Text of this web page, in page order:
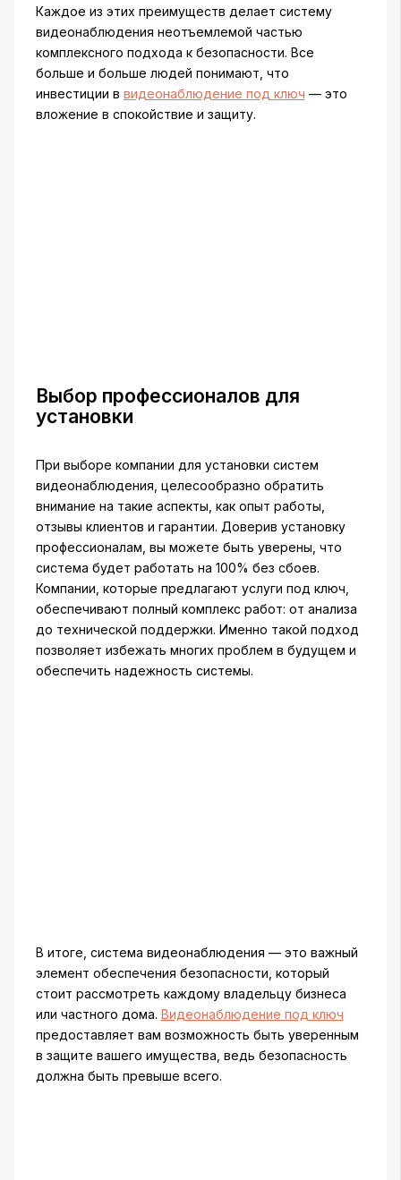
Каждое из этих преимуществ делает систему
видеонаблюдения неотъемлемой частью
комплексного подхода к безопасности. Все
больше и больше людей понимают, что
инвестиции в видеонаблюдение под ключ — это
вложение в спокойствие и защиту.
Выбор профессионалов для
установки
При выборе компании для установки систем
видеонаблюдения, целесообразно обратить
внимание на такие аспекты, как опыт работы,
отзывы клиентов и гарантии. Доверив установку
профессионалам, вы можете быть уверены, что
система будет работать на 100% без сбоев.
Компании, которые предлагают услуги под ключ,
обеспечивают полный комплекс работ: от анализа
до технической поддержки. Именно такой подход
позволяет избежать многих проблем в будущем и
обеспечить надежность системы.
В итоге, система видеонаблюдения — это важный
элемент обеспечения безопасности, который
стоит рассмотреть каждому владельцу бизнеса
или частного дома. Видеонаблюдение под ключ
предоставляет вам возможность быть уверенным
в защите вашего имущества, ведь безопасность
должна быть превыше всего.